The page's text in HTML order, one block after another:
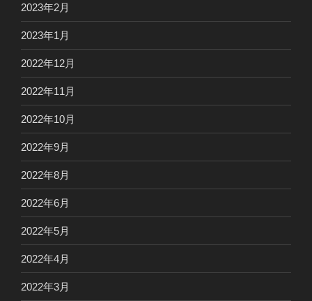
2023年2月
2023年1月
2022年12月
2022年11月
2022年10月
2022年9月
2022年8月
2022年6月
2022年5月
2022年4月
2022年3月